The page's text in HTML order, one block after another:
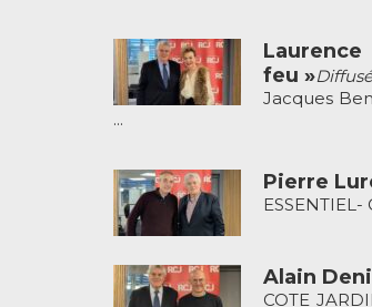
feu »
Jacques
...
Pierre
Alain
COTE